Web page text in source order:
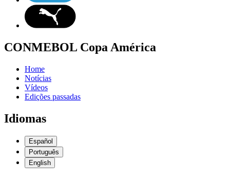
CONMEBOL Copa América
Home
Notícias
Vídeos
Edições passadas
Idiomas
Español
Português
English